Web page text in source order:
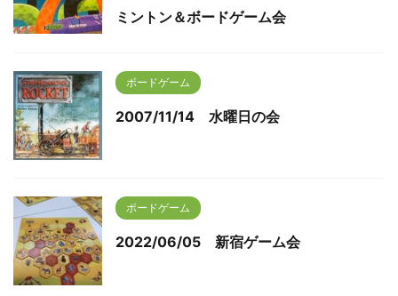
ミントン＆ボードゲーム会
ボードゲーム
2007/11/14 水曜日の会
ボードゲーム
2022/06/05 新宿ゲーム会